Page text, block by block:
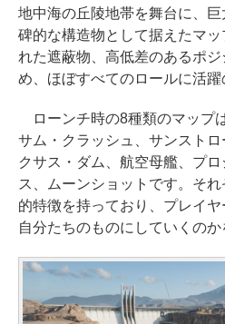
地中海の丘陵地帯を舞台に、
碑的な構造物として据えたマ
れた遮蔽物、高低差のあるポ
め、ほぼすべてのロールに活躍
ローンチ時の8種類のマップ
サム・クラッシュ、サンスト
クサス・ダム、航空母艦、プ
ス、ムーンショットです。そ
的特徴を持っており、プレイ
自分たちのものにしていくのか